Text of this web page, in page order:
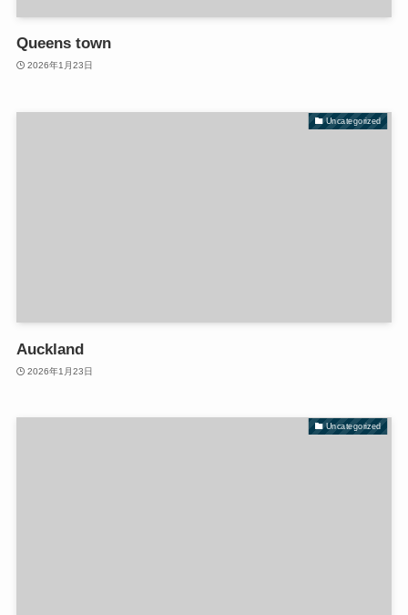
Queens town
2026年1月23日
Uncategorized
Auckland
2026年1月23日
Uncategorized